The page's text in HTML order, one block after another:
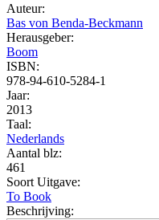
Auteur:
Bas von Benda-Beckmann
Herausgeber:
Boom
ISBN:
978-94-610-5284-1
Jaar:
2013
Taal:
Nederlands
Aantal blz:
461
Soort Uitgave:
To Book
Beschrijving: